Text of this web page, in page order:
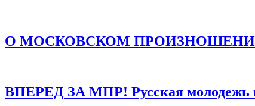
Сохранить моё имя, email и адрес сайта в этом
О МОСКОВСКОМ ПРОИЗНОШЕНИИ.
ВПЕРЕД ЗА МПР! Русская молодежь